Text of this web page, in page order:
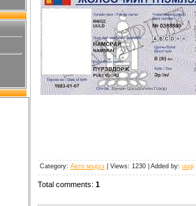
Category: Авто мэдээ Views: 1230 | Added by: uugi
Total comments: 1